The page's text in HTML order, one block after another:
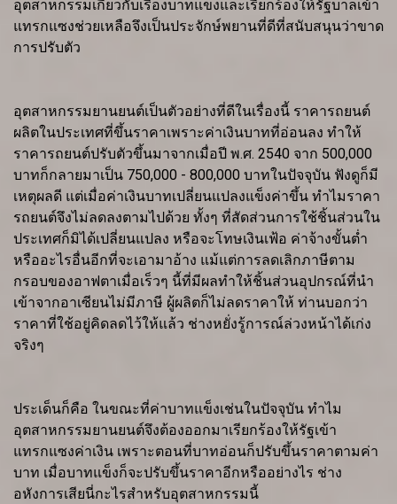
อุตสาหกรรมเกี่ยวกับเรื่องบาทแข็งและเรียกร้องให้รัฐบาลเข้า
แทรกแซงช่วยเหลือจึงเป็นประจักษ์พยานที่ดีที่สนับสนุนว่าขาด
การปรับตัว
อุตสาหกรรมยานยนต์เป็นตัวอย่างที่ดีในเรื่องนี้ ราคารถยนต์
ผลิตในประเทศที่ขึ้นราคาเพราะค่าเงินบาทที่อ่อนลง ทำให้
ราคารถยนต์ปรับตัวขึ้นมาจากเมื่อปี พ.ศ. 2540 จาก 500,000
บาทก็กลายมาเป็น 750,000 - 800,000 บาทในปัจจุบัน ฟังดูก็มี
เหตุผลดี แต่เมื่อค่าเงินบาทเปลี่ยนแปลงแข็งค่าขึ้น ทำไมราคา
รถยนต์จึงไม่ลดลงตามไปด้วย ทั้งๆ ที่สัดส่วนการใช้ชิ้นส่วนใน
ประเทศก็มิได้เปลี่ยนแปลง หรือจะโทษเงินเฟ้อ ค่าจ้างขั้นต่ำ
หรืออะไรอื่นอีกที่จะเอามาอ้าง แม้แต่การลดเลิกภาษีตาม
กรอบของอาฟตาเมื่อเร็วๆ นี้ที่มีผลทำให้ชิ้นส่วนอุปกรณ์ที่นำ
เข้าจากอาเซียนไม่มีภาษี ผู้ผลิตก็ไม่ลดราคาให้ ท่านบอกว่า
ราคาที่ใช้อยู่คิดลดไว้ให้แล้ว ช่างหยั่งรู้การณ์ล่วงหน้าได้เก่ง
จริงๆ
ประเด็นก็คือ ในขณะที่ค่าบาทแข็งเช่นในปัจจุบัน ทำไม
อุตสาหกรรมยานยนต์จึงต้องออกมาเรียกร้องให้รัฐเข้า
แทรกแซงค่าเงิน เพราะตอนที่บาทอ่อนก็ปรับขึ้นราคาตามค่า
บาท เมื่อบาทแข็งก็จะปรับขึ้นราคาอีกหรืออย่างไร ช่าง
อหังการเสียนี่กะไรสำหรับอุตสาหกรรมนี้